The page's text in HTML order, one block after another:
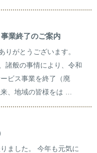
業終了のご案内
りがとうございます。
諸般の事情により、令和
ビス事業を終了（廃
、地域の皆様をは …
ました。 今年も元気に